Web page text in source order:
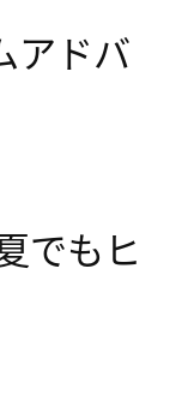
ドバ
でもヒ